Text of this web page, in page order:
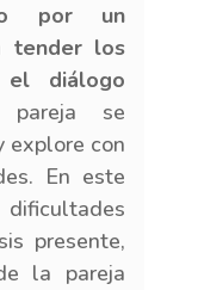
por un
tender los
el diálogo
se
explore con
En este
dificultades
presente,
la pareja